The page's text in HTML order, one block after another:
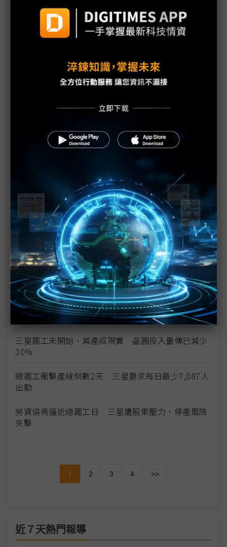
評析：三星罷工危機解除後 高額獎金未能撫平深層
【漫圖秒懂】高分紅還是拚擴產？ 三星、SK海力士
陷AI紅利分配兩難
躲過三星罷工 南韓「半導體依賴症」能躲過下次危
三星工會醞釀「總罷工」反覆拉扯 DRAM、NAND
三星史上頭一遭補償方案協議 半導體員工年終分紅
上看6億韓元
三星勞資僵局最後一刻驚險達成協議 總罷工暫緩執
行
三星總罷工危機 南韓勞動部長親自出面調解
勞資談判破局 三星工會5月21日展開總罷工
獎金釀罷工前夕 三星1Q26薪資出爐、年增25%創
新高
三星罷工未開始、減產成現實 晶圓投入量傳已減少
30%
總罷工衝擊產線倒數2天 三星要求每日最少7,087人
出勤
勞資協商逼近總罷工日 三星遭股東壓力、停產風險
夾擊
1 2 3 4 >>
近７天熱門報導